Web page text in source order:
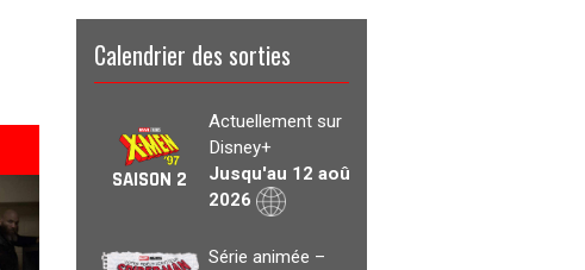
Calendrier des sorties
SAISON 2
Actuellement sur
Disney+
Jusqu'au 12 août
2026
Série animée –